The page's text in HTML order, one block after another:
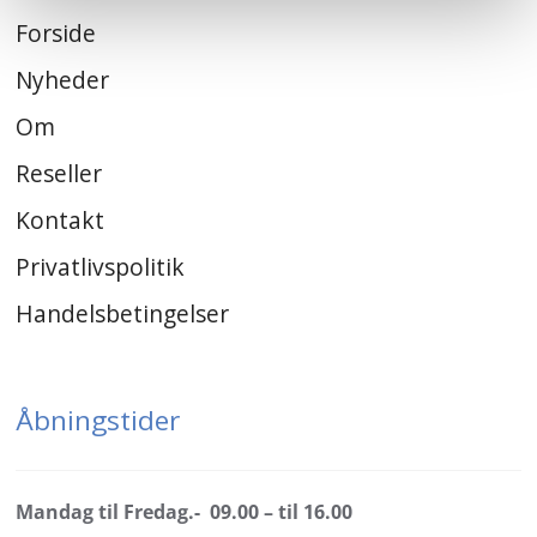
Forside
Nyheder
Om
Reseller
Kontakt
Privatlivspolitik
Handelsbetingelser
Åbningstider
Mandag til Fredag.- 09.00 – til 16.00